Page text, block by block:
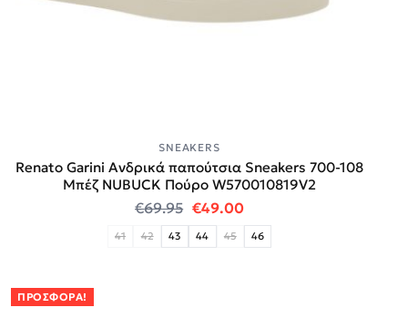
SNEAKERS
Renato Garini Ανδρικά παπούτσια Sneakers 700-108
Μπέζ NUBUCK Πούρο W570010819V2
€69.95 Original price was: €69.95.
€49.00Η τρέχουσα τιμή
41 42 43 44 45 46
ΠΡΟΣΦΟΡΆ!